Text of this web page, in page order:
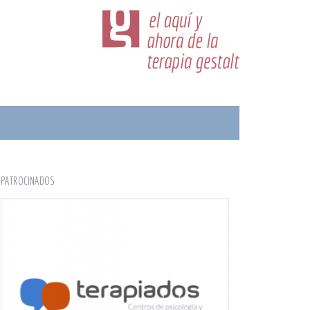
PATROCINADOS